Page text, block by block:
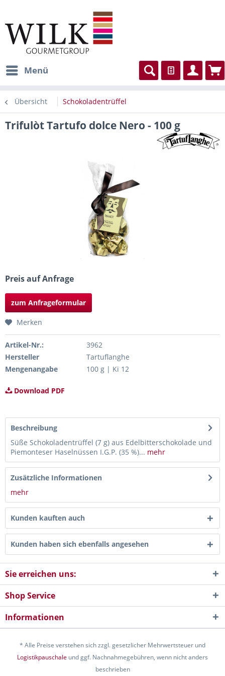
Menü
Übersicht Schokoladentrüffel
Trifulòt Tartufo dolce Nero - 100 g
Preis auf Anfrage
zum Anfrageformular
Merken
Artikel-Nr.:
3962
Hersteller
Tartuflanghe
Mengenangabe
100 g | Ki 12
Download PDF
Beschreibung
Süße Schokoladentrüffel (7 g) aus Edelbitterschokolade und
Piemonteser Haselnüssen I.G.P. (35 %)... mehr
Zusätzliche Informationen
mehr
Kunden kauften auch
Kunden haben sich ebenfalls angesehen
Sie erreichen uns:
Shop Service
Informationen
* Alle Preise verstehen sich zzgl. gesetzlicher Mehrwertsteuer und
Logistikpauschale und ggf. Nachnahmegebühren, wenn nicht anders
beschrieben